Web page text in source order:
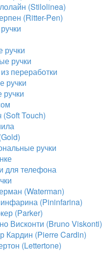
(Stilolinea)
(Ritter-Pen)
ручки
ручки
переработки
ручки
Touch)
ручки
для телефона
(Waterman)
(Pininfarina)
(Parker)
Висконти (Bruno Viskonti)
Кардин (Pierre Cardin)
(Lettertone)